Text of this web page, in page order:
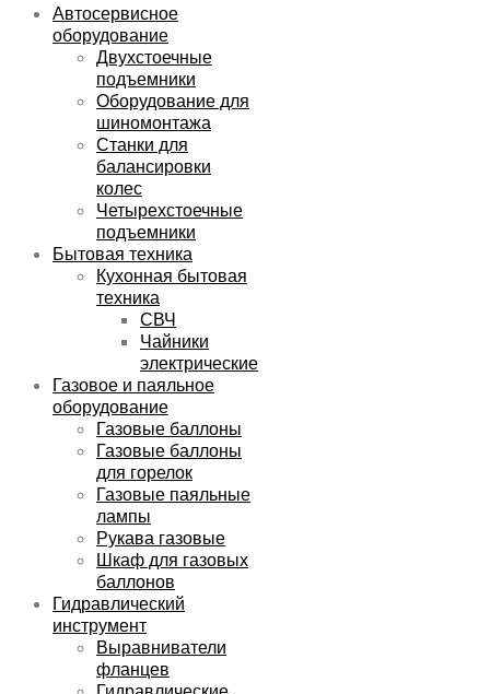
Автосервисное
оборудование
Двухстоечные
подъемники
Оборудование для
шиномонтажа
Станки для
балансировки
колес
Четырехстоечные
подъемники
Бытовая техника
Кухонная бытовая
техника
СВЧ
Чайники
электрические
Газовое и паяльное
оборудование
Газовые баллоны
Газовые баллоны
для горелок
Газовые паяльные
лампы
Рукава газовые
Шкаф для газовых
баллонов
Гидравлический
инструмент
Выравниватели
фланцев